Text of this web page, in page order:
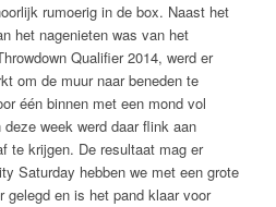
rumoerig in de box. Naast het
het nagenieten was van het
Qualifier 2014, werd er
om de muur naar beneden te
één binnen met een mond vol
week werd daar flink aan
te krijgen. De resultaat mag er
Saturday hebben we met een grote
gelegd en is het pand klaar voor